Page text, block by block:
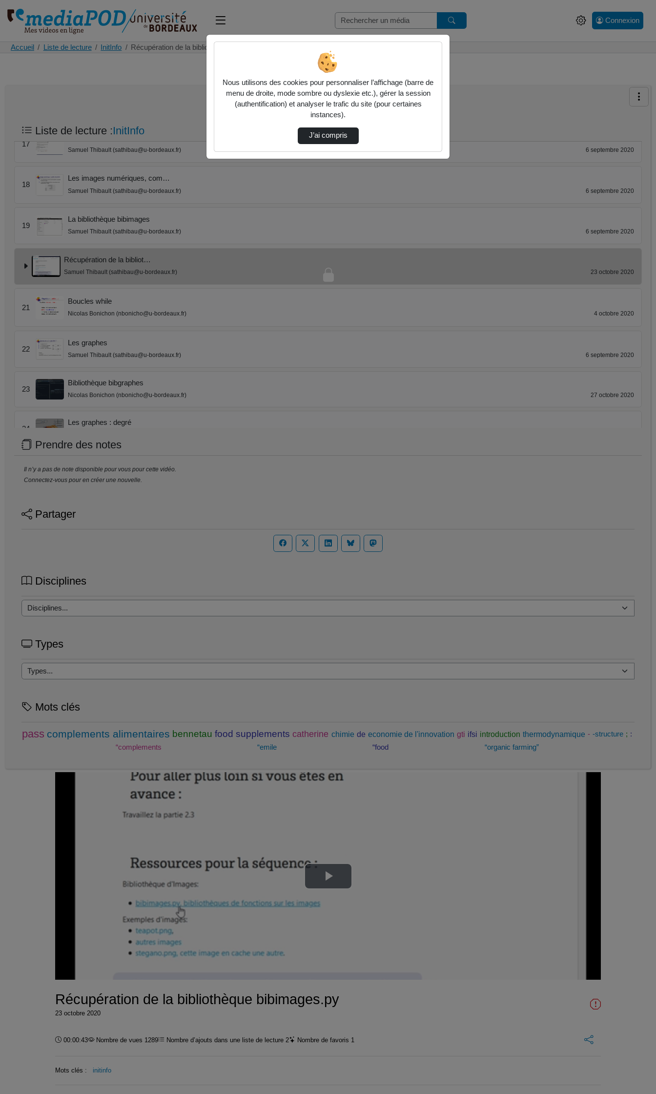
Connexion
Accueil Liste de lecture InitInfo Récupération de la bibliothèque bibimages.py
Liste de lecture :InitInfo
14
La fonction range()
Samuel Thibault (sathibau@u-bordeaux.fr) 6 septembre 2020
Les boucles for
17
Samuel Thibault (sathibau@u-bordeaux.fr) 6 septembre 2020
18
Les images numériques, com…
Samuel Thibault (sathibau@u-bordeaux.fr) 6 septembre 2020
19
La bibliothèque bibimages
Samuel Thibault (sathibau@u-bordeaux.fr) 6 septembre 2020
Récupération de la bibliot…
Samuel Thibault (sathibau@u-bordeaux.fr) 23 octobre 2020
21
Boucles while
Nicolas Bonichon (nbonicho@u-bordeaux.fr) 4 octobre 2020
22
Les graphes
Samuel Thibault (sathibau@u-bordeaux.fr) 6 septembre 2020
23
Bibliothèque bibgraphes
Nicolas Bonichon (nbonicho@u-bordeaux.fr) 27 octobre 2020
24
Les graphes : degré
Prendre des notes
Il n’y a pas de note disponible pour vous pour cette vidéo.
Connectez-vous pour en créer une nouvelle.
Partager
Disciplines
Types
Mots clés
pass complements alimentaires bennetau food supplements catherine chimie de economie de l'innovation gti ifsi introduction thermodynamique - -structure ; :
“complements
“emile “food “organic farming”
Lire
Récupération de la bibliothèque bibimages.py
23 octobre 2020
Durée :
00:00:43 Nombre de vues 1289 Nombre d’ajouts dans une liste de lecture 2 Nombre de favoris 1
Mots clés : initinfo
Nous utilisons des cookies pour personnaliser l’affichage (barre de
menu de droite, mode sombre ou dyslexie etc.), gérer la session
(authentification) et analyser le trafic du site (pour certaines
instances).
J’ai compris